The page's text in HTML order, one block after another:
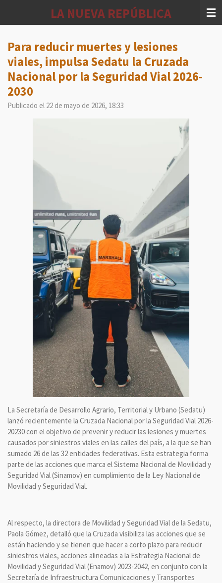
principal
LA NUEVA REPÚBLICA
Para reducir muertes y lesiones
viales, impulsa Sedatu la Cruzada
Nacional por la Seguridad Vial 2026-
2030
Publicado el 22 de mayo de 2026, 18:33
La Secretaría de Desarrollo Agrario, Territorial y Urbano (Sedatu)
lanzó recientemente la Cruzada Nacional por la Seguridad Vial 2026-
20230 con el objetivo de prevenir y reducir las lesiones y muertes
causados por siniestros viales en las calles del país, a la que se han
sumado 26 de las 32 entidades federativas. Esta estrategia forma
parte de las acciones que marca el Sistema Nacional de Movilidad y
Seguridad Vial (Sinamov) en cumplimiento de la Ley Nacional de
Movilidad y Seguridad Vial.
Al respecto, la directora de Movilidad y Seguridad Vial de la Sedatu,
Paola Gómez, detalló que la Cruzada visibiliza las acciones que se
están haciendo y se tienen que hacer a corto plazo para reducir
siniestros viales, acciones alineadas a la Estrategia Nacional de
Movilidad y Seguridad Vial (Enamov) 2023-2042, en conjunto con la
Secretaría de Infraestructura Comunicaciones y Transportes